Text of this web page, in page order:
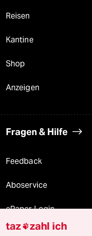
Reisen
Kantine
Shop
Anzeigen
Fragen & Hilfe
Feedback
Aboservice
ePaper Login
Downloads für
taz zahl ich